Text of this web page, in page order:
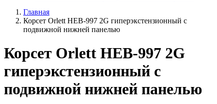
Главная
Корсет Orlett HEB-997 2G гиперэкстензионный с
подвижной нижней панелью
Корсет Orlett HEB-997 2G
гиперэкстензионный с
подвижной нижней панелью